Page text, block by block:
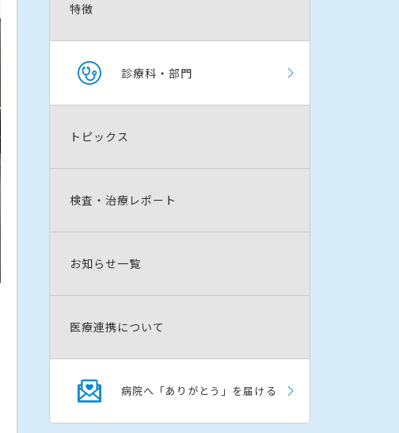
特定機能病院として地域医療に貢献している
特徴
診療科・部門
トピックス
検査・治療レポート
お知らせ一覧
医療連携について
病院へ「ありがとう」を届ける